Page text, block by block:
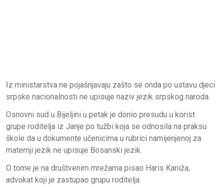
Iz ministarstva ne pojašnjavaju zašto se onda po ustavu djeci
srpske nacionalnosti ne upisuje naziv jezik srpskog naroda.
Osnovni sud u Bijeljini u petak je donio presudu u korist
grupe roditelja iz Janje po tužbi koja se odnosila na praksu
škole da u dokumente učenicima u rubrici namijenjenoj za
maternji jezik ne upisuje Bosanski jezik.
O tome je na društvenim mrežama pisao Haris Kaniža,
advokat koji je zastupao grupu roditelja